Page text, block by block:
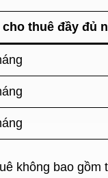
cho thuê đầy đủ
không bao gồm